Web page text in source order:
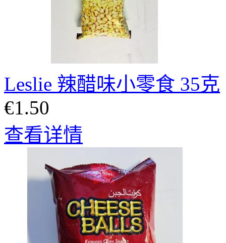
Leslie 辣醋味小零食 35克
€1.50
查看详情